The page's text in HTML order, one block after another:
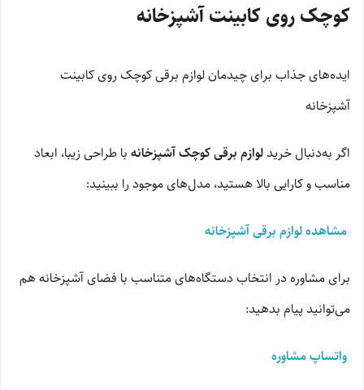
کوچک روی کابینت آشپزخانه
ایده‌های جذاب برای چیدمان لوازم برقی کوچک روی کابینت
آشپزخانه
اگر به‌دنبال خریدلوازم برقی کوچک آشپزخانه با طراحی زیبا، ابعاد
مناسب و کارایی بالا هستید، مدل‌های موجود را ببینید:
مشاهده لوازم برقی آشپزخانه
برای مشاوره در انتخاب دستگاه‌های متناسب با فضای آشپزخانه هم
می‌توانید پیام بدهید:
واتساپ مشاوره